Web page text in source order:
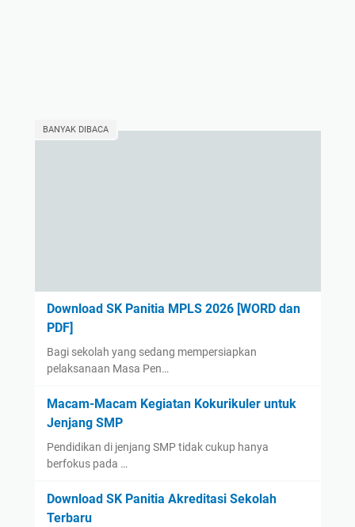
BANYAK DIBACA
Download SK Panitia MPLS 2026 [WORD dan
PDF]
Bagi sekolah yang sedang mempersiapkan
pelaksanaan Masa Pen…
Macam-Macam Kegiatan Kokurikuler untuk
Jenjang SMP
Pendidikan di jenjang SMP tidak cukup hanya
berfokus pada …
Download SK Panitia Akreditasi Sekolah
Terbaru